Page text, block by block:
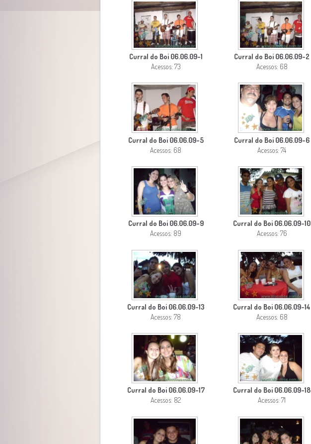
Curral do Boi 06.06.09-1
Acessos: 73
Curral do Boi 06.06.09-2
Acessos: 68
Curral do Boi 06.06.09-5
Acessos: 68
Curral do Boi 06.06.09-6
Acessos: 74
Curral do Boi 06.06.09-9
Acessos: 89
Curral do Boi 06.06.09-10
Acessos: 76
Curral do Boi 06.06.09-13
Acessos: 78
Curral do Boi 06.06.09-14
Acessos: 68
Curral do Boi 06.06.09-17
Acessos: 82
Curral do Boi 06.06.09-18
Acessos: 71